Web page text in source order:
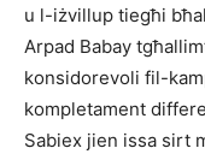
u l-iżvillup tiegħi
Arpad Babay
konsidorevoli fil-
kompletament
Sabiex jien issa sirt